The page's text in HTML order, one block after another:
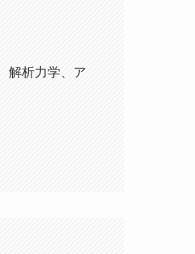
解析力学、ア